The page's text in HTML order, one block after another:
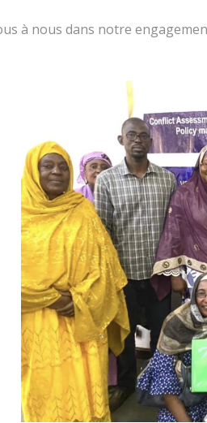
à nous dans notre